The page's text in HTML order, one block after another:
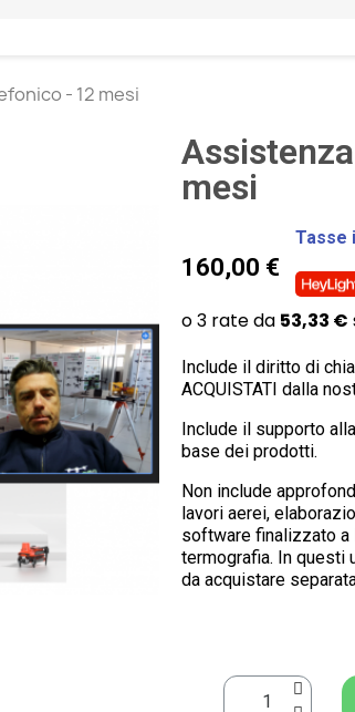
- 12 mesi
mesi
160,00 €
Tasse
Include il diritto di
ACQUISTATI dalla
Include il supporto
base dei prodotti.
Non include
lavori aerei,
software finalizzato a
termografia. In questi
da acquistare